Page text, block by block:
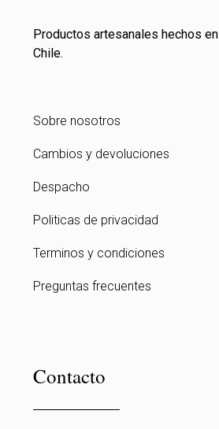
Productos artesanales hechos en
Chile.
Sobre nosotros
Cambios y devoluciones
Despacho
Politicas de privacidad
Terminos y condiciones
Preguntas frecuentes
Contacto